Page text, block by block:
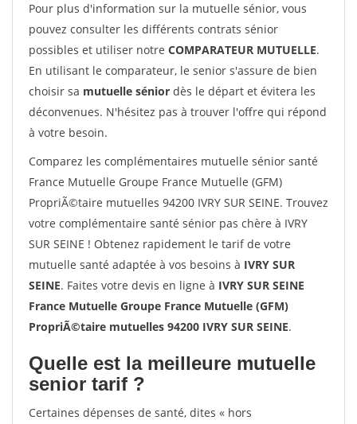
Pour plus d'information sur la mutuelle sénior, vous
pouvez consulter les différents contrats sénior
possibles et utiliser notre COMPARATEUR MUTUELLE.
En utilisant le comparateur, le senior s'assure de bien
choisir sa mutuelle sénior dès le départ et évitera les
déconvenues. N'hésitez pas à trouver l'offre qui répond
à votre besoin.
Comparez les complémentaires mutuelle sénior santé
France Mutuelle Groupe France Mutuelle (GFM)
PropriÃ©taire mutuelles 94200 IVRY SUR SEINE. Trouvez
votre complémentaire santé sénior pas chère à IVRY
SUR SEINE ! Obtenez rapidement le tarif de votre
mutuelle santé adaptée à vos besoins à IVRY SUR
SEINE. Faites votre devis en ligne à IVRY SUR SEINE
France Mutuelle Groupe France Mutuelle (GFM)
PropriÃ©taire mutuelles 94200 IVRY SUR SEINE.
Quelle est la meilleure mutuelle
senior tarif ?
Certaines dépenses de santé, dites « hors